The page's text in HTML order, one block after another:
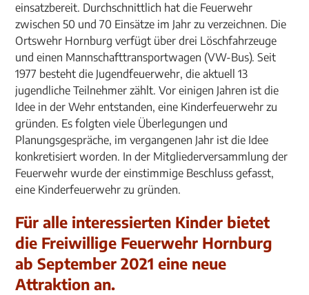
einsatzbereit. Durchschnittlich hat die Feuerwehr
zwischen 50 und 70 Einsätze im Jahr zu verzeichnen. Die
Ortswehr Hornburg verfügt über drei Löschfahrzeuge
und einen Mannschafttransportwagen (VW-Bus). Seit
1977 besteht die Jugendfeuerwehr, die aktuell 13
jugendliche Teilnehmer zählt. Vor einigen Jahren ist die
Idee in der Wehr entstanden, eine Kinderfeuerwehr zu
gründen. Es folgten viele Überlegungen und
Planungsgespräche, im vergangenen Jahr ist die Idee
konkretisiert worden. In der Mitgliederversammlung der
Feuerwehr wurde der einstimmige Beschluss gefasst,
eine Kinderfeuerwehr zu gründen.
Für alle interessierten Kinder bietet
die Freiwillige Feuerwehr Hornburg
ab September 2021 eine neue
Attraktion an.